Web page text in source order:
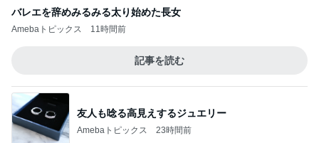
バレエを辞めみるみる太り始めた長女
Amebaトピックス 11時間前
記事を読む
友人も唸る高見えするジュエリー
Amebaトピックス 23時間前